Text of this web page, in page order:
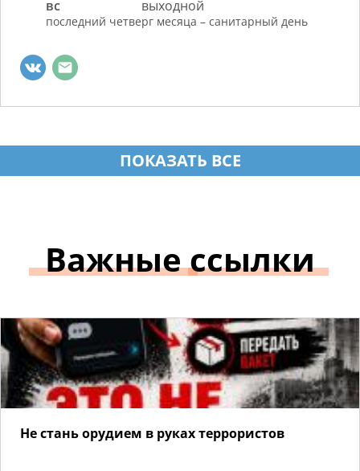
вс
выходной
последний четверг месяца – санитарный день
ПОКАЗАТЬ ВСЕ
Важныессылки
Не стань орудием в руках террористов